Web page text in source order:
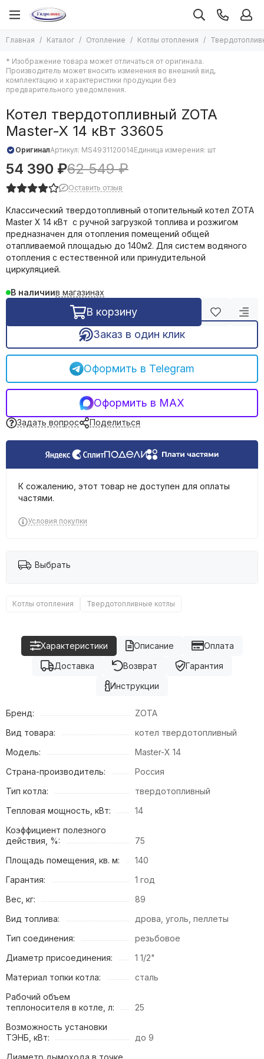
Отопление
Котлы отопления
Котлы отопления
Твердотопливные котлы
Электрические котлы
Жидкотопливные котлы
Комплектующие для твердотопливных котлов
Комплектующие для электрических котлов
Комплектующие для газовых котлов
Печи отопительные
Насосы для отопления
Дымоходы и комплектующие к ним
Водяные тепловентиляторы и комплектующие к ним
Оборудование для бань и саун
Комплектующие для систем отопления
Экспанзоматы
Емкости буферные
Теплый пол
Завесы тепловые
Конвекторы водяные
Конвекторы электрические
Обогреватели инфракрасные
Обогреватели масляные
Тепловые пушки
Тепловентиляторы электрические
Терморегуляторы
Сушилки для рук
Главная Каталог Отопление Котлы отопления
* Изображение товара может отличаться от оригинала.
Производитель может вносить изменения во внешний вид,
комплектацию и характеристики продукции без
предварительного уведомления.
Котел твердотопливный ZOTA
Master-X 14 кВт 33605
ОригиналАртикул: MS4931120014Единица измерения: шт
54 390 ₽62 549 ₽
Оставить отзыв
Классический твердотопливный отопительный котел ZOTA
Master X 14 кВт с ручной загрузкой топлива и розжигом
предназначен для отопления помещений общей
отапливаемой площадью до 140м2. Для систем водяного
отопления с естественной или принудительной
циркуляцией.
В наличии в магазинах
В корзину
Оформить в Telegram
Оформить в MAX
Заказ в один клик
Задать вопрос Поделиться
К сожалению, этот товар не доступен для оплаты
частями.
Условия покупки
Выбрать
Котлы отопления Твердотопливные котлы
Описание
Характеристики
Оплата
Доставка
Возврат
Гарантия
Инструкции
Бренд:
ZOTA
Вид товара:
котел твердотопливный
Модель:
Master-X 14
Страна-производитель:
Россия
Тип котла:
твердотопливный
Тепловая мощность, кВт:
14
Коэффициент полезного
действия, %:
75
Площадь помещения, кв. м:
140
Гарантия:
1 год
Вес, кг:
89
Вид топлива:
дрова, уголь, пеллеты
Тип соединения:
резьбовое
Диаметр присоединения:
1 1/2"
Материал топки котла:
сталь
Рабочий объем
теплоносителя в котле, л:
25
Возможность установки
ТЭНБ, кВт:
до 9
Диаметр дымохода в точке